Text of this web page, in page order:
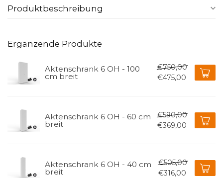
Produktbeschreibung
Ergänzende Produkte
Aktenschrank 6 OH - 100
cm breit
€750,00
€475,00
Aktenschrank 6 OH - 60 cm
breit
€590,00
€369,00
Aktenschrank 6 OH - 40 cm
breit
€505,00
€316,00